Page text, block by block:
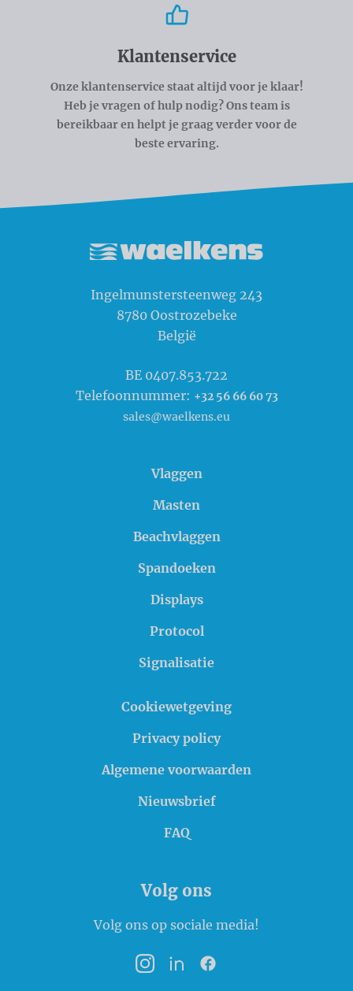
Klantenservice
Onze klantenservice staat altijd voor je klaar!
Heb je vragen of hulp nodig? Ons team is
bereikbaar en helpt je graag verder voor de
beste ervaring.
Ingelmunstersteenweg 243
8780 Oostrozebeke
België
BE 0407.853.722
Telefoonnummer: +32 56 66 60 73
sales@waelkens.eu
Vlaggen
Masten
Beachvlaggen
Spandoeken
Displays
Protocol
Signalisatie
Cookiewetgeving
Privacy policy
Algemene voorwaarden
Nieuwsbrief
FAQ
Volg ons
Volg ons op sociale media!
InstagramLinkedInFacebook